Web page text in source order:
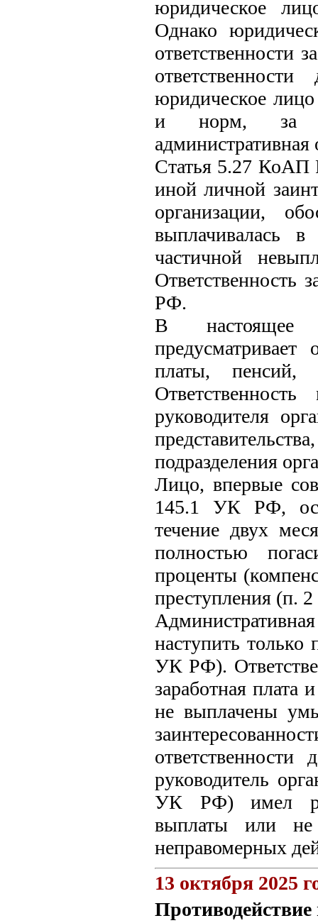
юридическое
Однако
ответственности
юридическое
и норм, за
Статья 5.27 КоАП
иной личной
организации,
выплачивалась
частичной
Ответственность
РФ.
В настоящее
предусматривает
платы, пенсий,
руководителя
подразделения
Лицо, впервые
145.1 УК РФ,
течение двух
полностью
проценты
преступления (п.
наступить
УК РФ).
заработная
не выплачены
руководитель
УК РФ) имел
выплаты или не
неправомерных
13 октября 2025
Противодействие